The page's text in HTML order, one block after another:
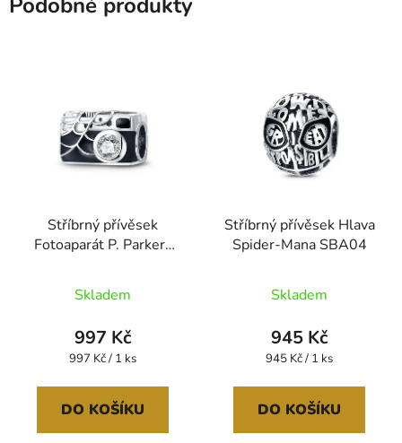
Stříbrný přívěsek
Fotoaparát P. Parkera
Skladem
997 Kč
Měrná
997 Kč / 1 ks
DO KOŠÍKU
Stříbrný přívěsek Hlava
Spider-Mana SBA04
Skladem
945 Kč
Měrná
945 Kč / 1 ks
DO KOŠÍKU